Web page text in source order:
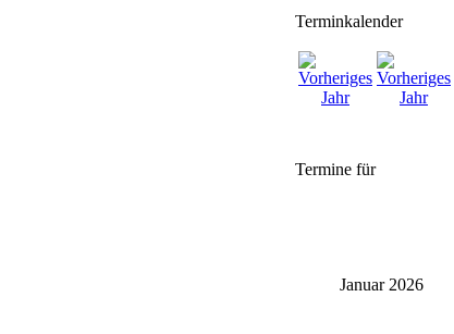
Terminkalender
Termine für
Januar 2026